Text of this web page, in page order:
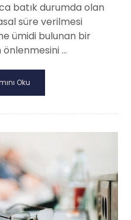
batık durumda olan
süre verilmesi
ümidi bulunan bir
önlenmesini ...
Oku